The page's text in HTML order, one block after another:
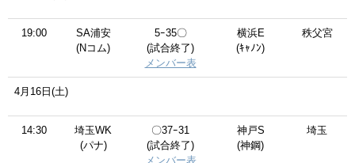
19:00
SA浦安
(Nコム)
5ｰ35〇
(試合終了)
メンバー表
横浜E
(ｷｬﾉﾝ)
秩父宮
4月16日(土)
14:30
埼玉WK
(パナ)
〇37ｰ31
(試合終了)
メンバー表
神戸S
(神鋼)
埼玉